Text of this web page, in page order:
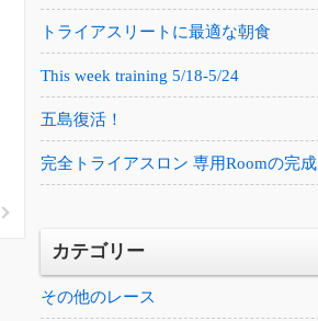
トライアスリートに最適な朝食
This week training 5/18-5/24
五島復活！
完全トライアスロン 専用Roomの完成
カテゴリー
その他のレース